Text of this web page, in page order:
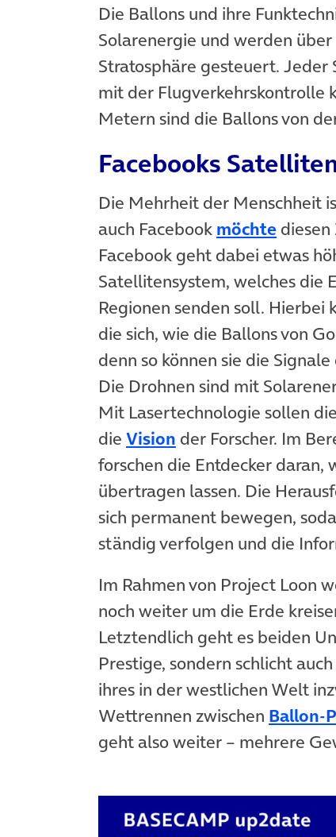
Die Ballons und ihre
Solarenergie und werden
Stratosphäre gesteuert.
mit der Flugverkehrskontrolle
Metern sind die Ballons von
Facebooks
Die Mehrheit der Menschheit
auch Facebook möchte
Facebook geht dabei etwas
Satellitensystem, welches die
Regionen senden soll. Hierbei
die sich, wie die Ballons von
denn so können sie die
Die Drohnen sind mit
Mit Lasertechnologie sollen
die Vision der Forscher. Im
forschen die Entdecker
übertragen lassen. Die
sich permanent bewegen,
ständig verfolgen und die
Im Rahmen von Project Loon
noch weiter um die Erde
Letztendlich geht es beiden
Prestige, sondern schlicht
ihres in der westlichen Welt
Wettrennen zwischen Ballon-
geht also weiter – mehrere